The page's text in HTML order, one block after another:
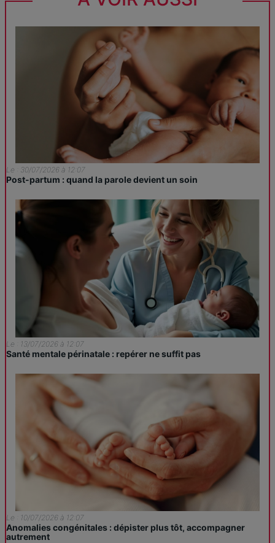
Le : 30/07/2026 à 12:07
Post-partum : quand la parole devient un soin
Le : 13/07/2026 à 12:07
Santé mentale périnatale : repérer ne suffit pas
Le : 10/07/2026 à 12:07
Anomalies congénitales : dépister plus tôt, accompagner
autrement